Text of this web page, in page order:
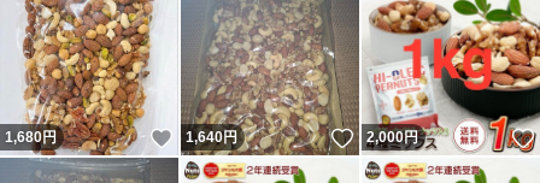
1,680円 いいね！
1,640円 いいね！
2,000円